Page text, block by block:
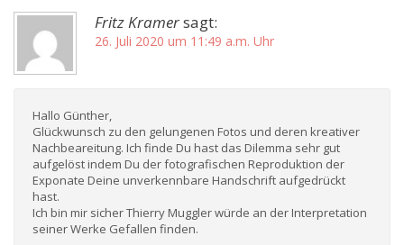
Fritz Kramersagt:
26. Juli 2020 um 11:49 a.m. Uhr
Hallo Günther,
Glückwunsch zu den gelungenen Fotos und deren kreativer
Nachbeareitung. Ich finde Du hast das Dilemma sehr gut
aufgelöst indem Du der fotografischen Reproduktion der
Exponate Deine unverkennbare Handschrift aufgedrückt
hast.
Ich bin mir sicher Thierry Muggler würde an der Interpretation
seiner Werke Gefallen finden.